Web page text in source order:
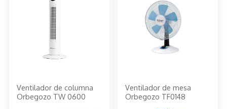
Ventilador de columna
Orbegozo TW 0600
Ventilador de mesa
Orbegozo TF0148